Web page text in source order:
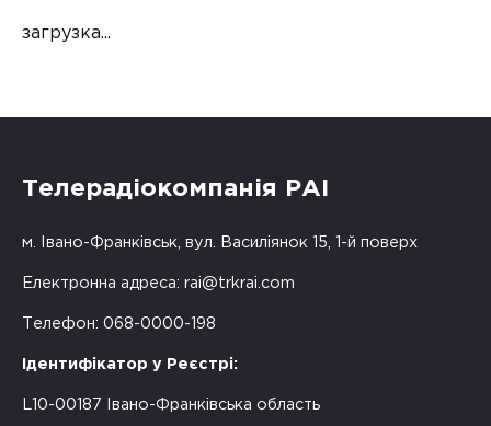
загрузка...
Телерадіокомпанія РАІ
м. Івано-Франківськ, вул. Василіянок 15, 1-й поверх
Електронна адреса: rai@trkrai.com
Телефон: 068-0000-198
Ідентифікатор у Реєстрі:
L10-00187 Івано-Франківська область